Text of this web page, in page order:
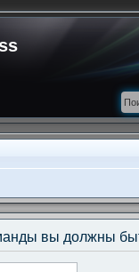
вы должны